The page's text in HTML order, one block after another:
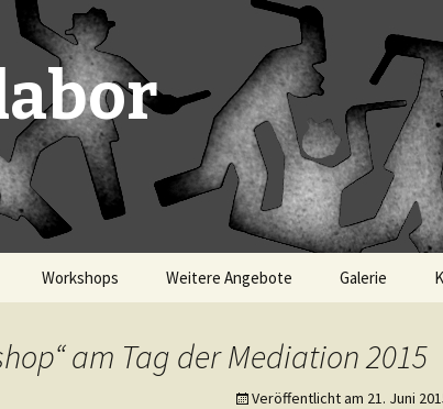
Workshops Weitere Angebote Galerie
am Tag der Mediation 2015
Veröffentlicht am 21. Juni